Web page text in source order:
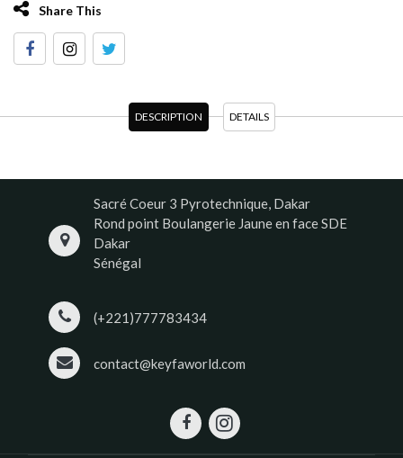
Share This
DESCRIPTION DETAILS
Sacré Coeur 3 Pyrotechnique, Dakar
Rond point Boulangerie Jaune en face SDE
Dakar
Sénégal
(+221)777783434
contact@keyfaworld.com